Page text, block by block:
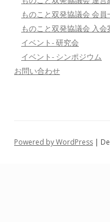
ものこと双発協議会 会員
ものこと双発協議会 入会
イベント- 研究会
イベント- シンポジウム
お問い合わせ
Powered by WordPress |